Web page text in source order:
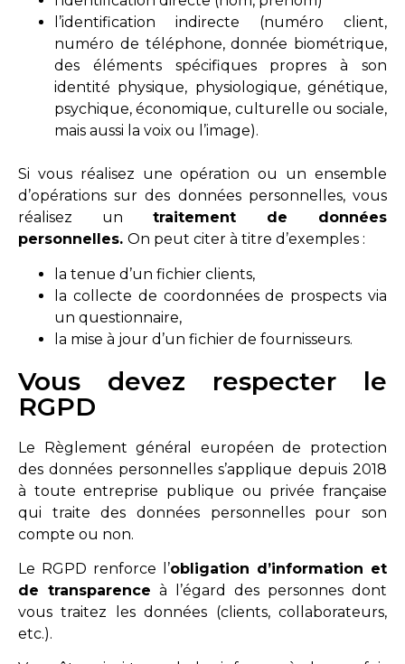
l’identification indirecte (numéro client,
numéro de téléphone, donnée biométrique,
des éléments spécifiques propres à son
identité physique, physiologique, génétique,
psychique, économique, culturelle ou sociale,
mais aussi la voix ou l’image).
Si vous réalisez une opération ou un ensemble
d’opérations sur des données personnelles, vous
réalisez un traitement de données
personnelles. On peut citer à titre d’exemples :
la tenue d’un fichier clients,
la collecte de coordonnées de prospects via
un questionnaire,
la mise à jour d’un fichier de fournisseurs.
Vous devez respecter le
RGPD
Le Règlement général européen de protection
des données personnelles s’applique depuis 2018
à toute entreprise publique ou privée française
qui traite des données personnelles pour son
compte ou non.
Le RGPD renforce l’obligation d’information et
de transparence à l’égard des personnes dont
vous traitez les données (clients, collaborateurs,
etc.).